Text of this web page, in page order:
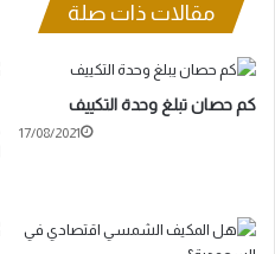
مقالات ذات صلة
كم حصان تبلغ وحدة التكييف
17/08/2021